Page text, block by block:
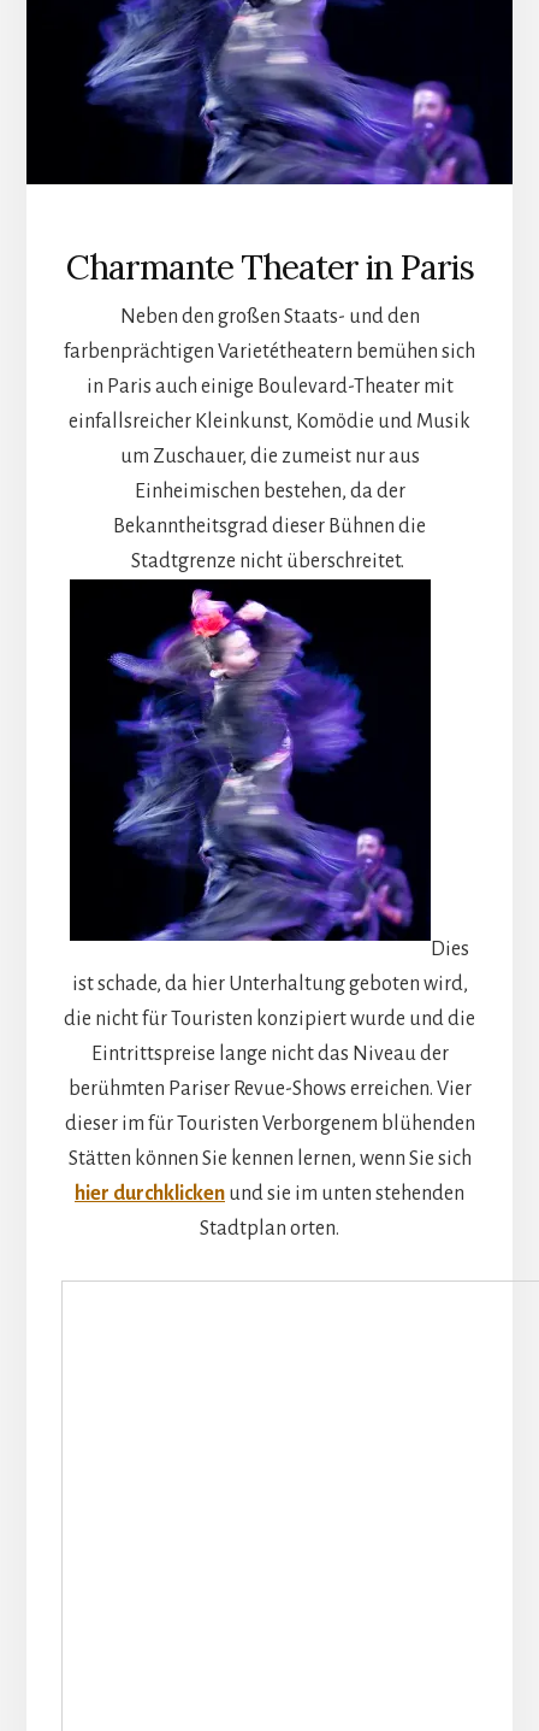
Charmante Theater in Paris
Neben den großen Staats- und den
farbenprächtigen Varietétheatern bemühen sich
in Paris auch einige Boulevard-Theater mit
einfallsreicher Kleinkunst, Komödie und Musik
um Zuschauer, die zumeist nur aus
Einheimischen bestehen, da der
Bekanntheitsgrad dieser Bühnen die
Stadtgrenze nicht überschreitet.
Dies
ist schade, da hier Unterhaltung geboten wird,
die nicht für Touristen konzipiert wurde und die
Eintrittspreise lange nicht das Niveau der
berühmten Pariser Revue-Shows erreichen. Vier
dieser im für Touristen Verborgenem blühenden
Stätten können Sie kennen lernen, wenn Sie sich
hier durchklicken und sie im unten stehenden
Stadtplan orten.